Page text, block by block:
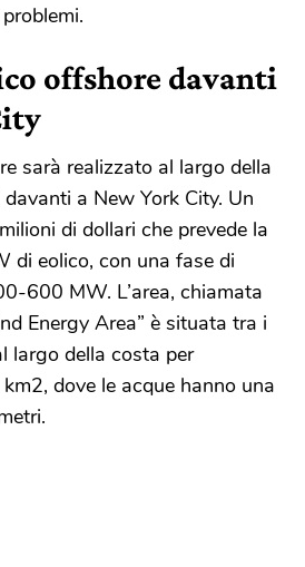
offshore davanti
sarà realizzato al largo della
a New York City. Un
di dollari che prevede la
di eolico, con una fase di
600 MW. L’area, chiamata
Energy Area” è situata tra i
largo della costa per
2, dove le acque hanno una